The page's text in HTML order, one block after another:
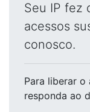
Seu IP fez
acessos
conosco.
Para liberar o
responda ao